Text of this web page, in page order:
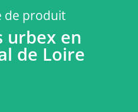
de produit
urbex en
de Loire